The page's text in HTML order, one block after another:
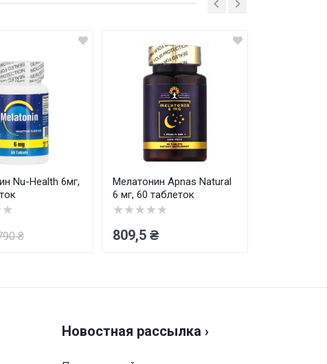
Отправить
Nu-Health 6мг,
₴
Мелатонин Apnas Natural
6 мг, 60 таблеток
★★★★★
809,5 ₴
Новостная рассылка ›